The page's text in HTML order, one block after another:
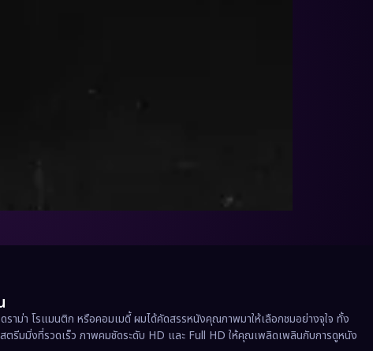
าม่า โรแมนติก หรือคอมเมดี้ ผมได้คัดสรรหนังคุณภาพมาให้เลือกชมอย่างจุใจ ทั้ง
รีมมิ่งที่รวดเร็ว ภาพคมชัดระดับ HD และ Full HD ให้คุณเพลิดเพลินกับการดูหนัง